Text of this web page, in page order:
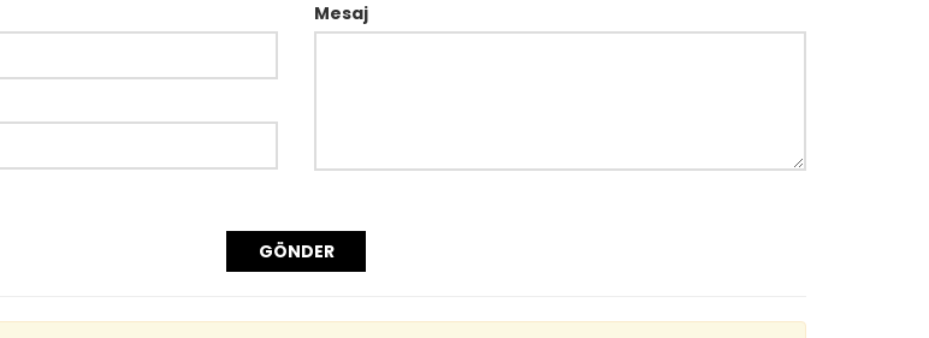
Mesaj
GÖNDER